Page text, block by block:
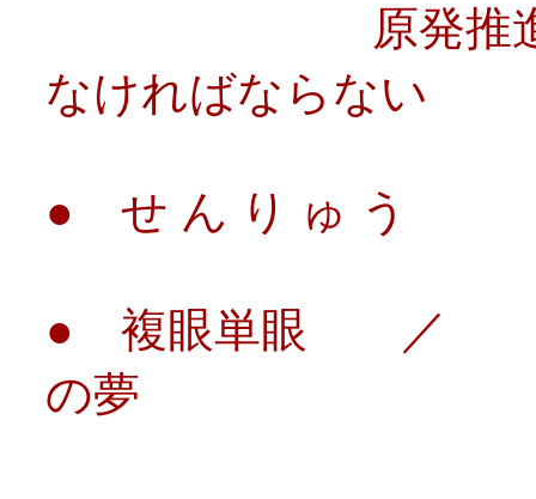
原発推進責任
なければならない
● せ ん り ゅ う
● 複眼単眼 ／ 年
の夢